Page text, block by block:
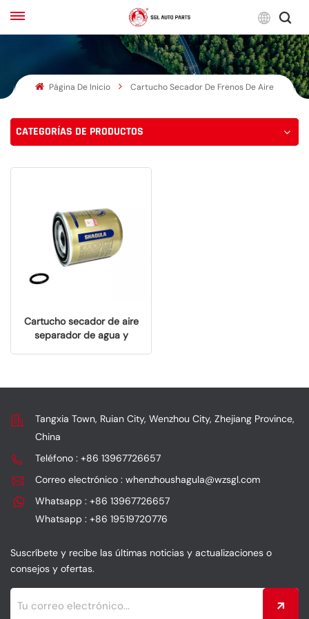
English
Français
Página De Inicio Cartucho Secador De Frenos De Aire
CATEGORÍAS DE PRODUCTOS
Cartucho secador de aire
separador de agua y
Tangxia Town, Ruian City, Wenzhou City, Zhejiang Province,
China
Teléfono : +86 13967726657
Correo electrónico : whenzhoushagula@wzsgl.com
Whatsapp : +86 13967726657
Whatsapp : +86 19519720776
Suscríbete y recibe las últimas noticias y actualizaciones o
consejos y ofertas.